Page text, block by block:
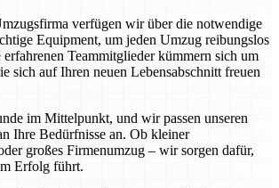
verfügen wir über die notwendige
Equipment, um jeden Umzug reibungslos
erfahrenen Teammitglieder kümmern sich um
sich auf Ihren neuen Lebensabschnitt freuen
im Mittelpunkt, und wir passen unseren
Ihre Bedürfnisse an. Ob kleiner
großes Firmenumzug – wir sorgen dafür,
Erfolg führt.